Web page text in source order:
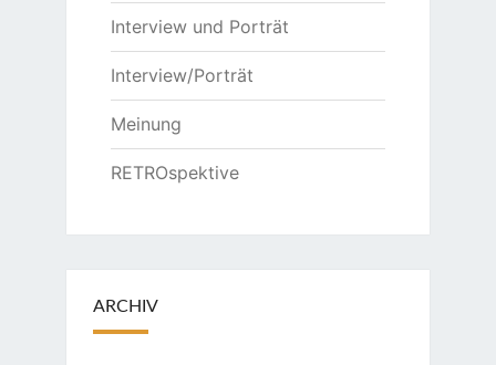
Interview und Porträt
Interview/Porträt
Meinung
RETROspektive
ARCHIV